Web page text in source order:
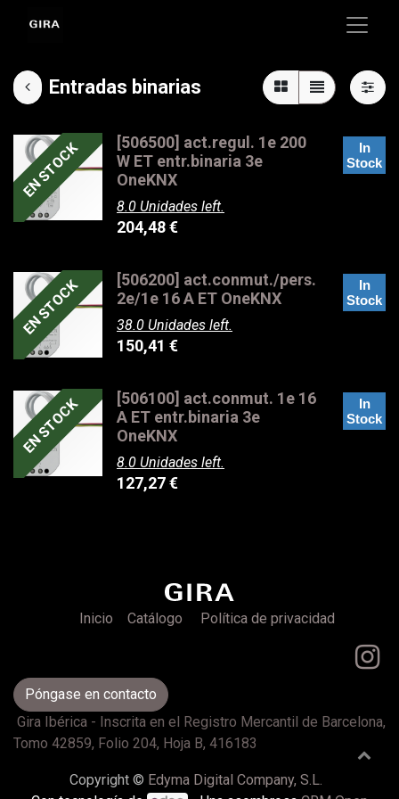
Entradas binarias
EN STOCK
[506500] act.regul. 1e 200
W ET entr.binaria 3e
OneKNX
8.0 Unidades left.
204,48€
In
Stock
EN STOCK
[506200] act.conmut./pers.
2e/1e 16 A ET OneKNX
38.0 Unidades left.
150,41 €
In
Stock
EN STOCK
[506100] act.conmut. 1e 16
A ET entr.binaria 3e
OneKNX
8.0 Unidades left.
127,27€
In
Stock
Inicio Catálogo Política de privacidad
Póngase en contacto
Gira Ibérica - Inscrita en el Registro Mercantil de Barcelona,
Tomo 42859, Folio 204, Hoja B, 416183
Copyright © Edyma Digital Company, S.L.